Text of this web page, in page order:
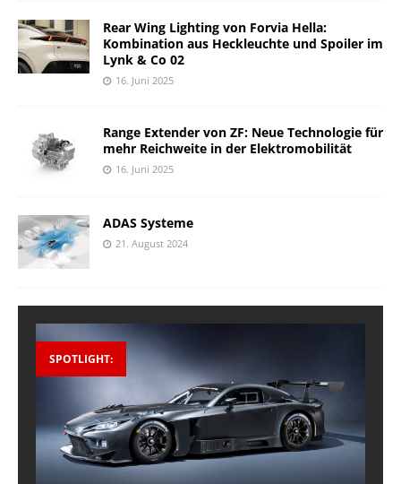
Rear Wing Lighting von Forvia Hella:
Kombination aus Heckleuchte und Spoiler im
Lynk & Co 02
16. Juni 2025
Range Extender von ZF: Neue Technologie für
mehr Reichweite in der Elektromobilität
16. Juni 2025
ADAS Systeme
21. August 2024
SPOTLIGHT: